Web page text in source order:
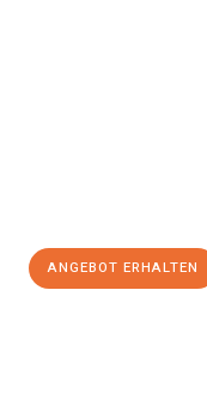
ANGEBOT ERHALTEN